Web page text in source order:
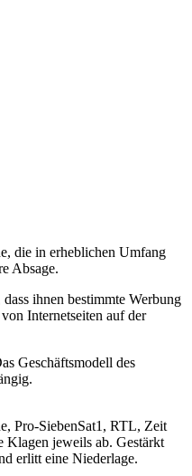
die in erheblichen Umfang
Absage.
ihnen bestimmte Werbung
Internetseiten auf der
Geschäftsmodell des
Pro-SiebenSat1, RTL, Zeit
Klagen jeweils ab. Gestärkt
erlitt eine Niederlage.